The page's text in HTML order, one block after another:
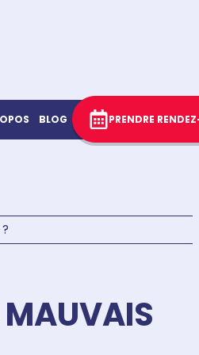
BLOG PRENDRE
MAUVAIS